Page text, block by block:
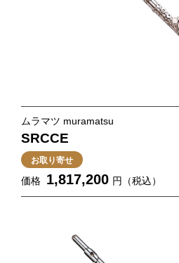
ムラマツ muramatsu
SRCCE
お取り寄せ
価格 1,817,200 円（税込）